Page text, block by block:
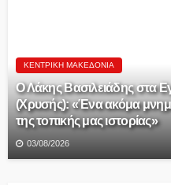
ΚΕΝΤΡΙΚΉ ΜΑΚΕΔΟΝΊΑ
Ο Λάκης Βασιλειάδης στα
(Χρυσής): «Ένα ακόμα
της τοπικής μας ιστορίας»
03/08/2026